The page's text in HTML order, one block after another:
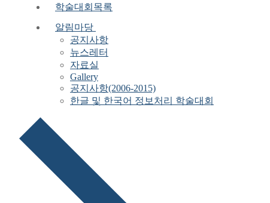
학술대회목록
알림마당
공지사항
뉴스레터
자료실
Gallery
공지사항(2006-2015)
한글 및 한국어 정보처리 학술대회